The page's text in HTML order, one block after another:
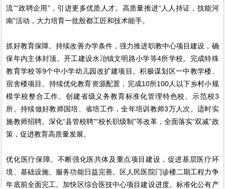
流”“政聘企用”，引进更多优质人才。高质量推进“人人持证，技能河
南”活动，大力培育一批殷都工匠和技术能手。
抓好教育保障。持续改善办学条件，强力推进职教中心项目建设，确
保年内主体封顶。开工建设水冶镇文明路小学等4所学校。完成特殊
教育学校等9个中小学幼儿园改扩建项目。积极谋划区一中教学楼、
宿舍楼项目。持续优化教育资源配置，完成10所100人以下乡村小规
模学校整合工作。创建省级义务教育标准化管理特色校、示范校3
所。持续做好教师国培、省培工作，全年培训教师3万人次。适时实
施教师招聘。深化“县管校聘”“校长职级制”等改革，全面落实“双减”政
策，促进教育高质量发展。
优化医疗保障。不断强化医共体及重点项目建设，促进基层医疗环
境、基础设施、服务功能日益完善。区人民医院门诊楼二期工程力争
年底前全面完工。加快区综合医技中心项目建设进度。标准化公有产